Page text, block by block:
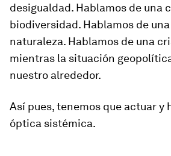
desigualdad. Hablamos de una
biodiversidad. Hablamos de
naturaleza. Hablamos de una
mientras la situación
nuestro alrededor.
Así pues, tenemos que actuar y
óptica sistémica.